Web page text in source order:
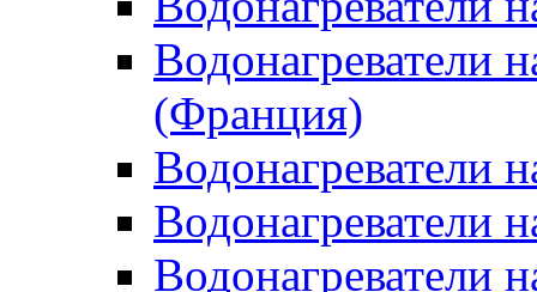
Водонагреватели
(Франция)
Водонагреватели
Водонагреватели
Водонагреватели